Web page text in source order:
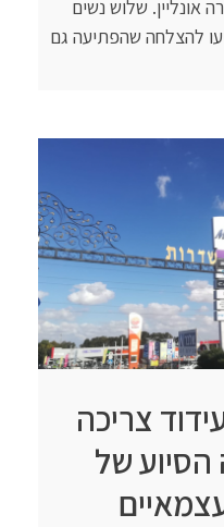
אונליין. שלוש נשים
להצלחה שהפתיעה גם
צריכה
של